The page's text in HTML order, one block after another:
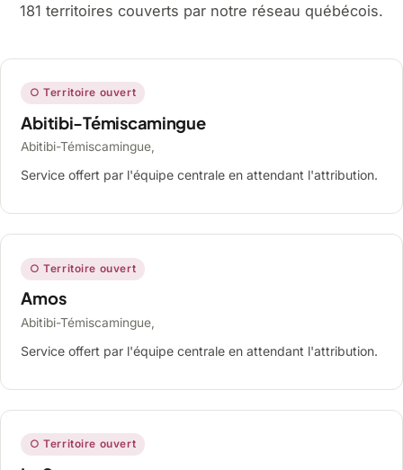
181 territoires couverts par notre réseau québécois.
○ Territoire ouvert
Abitibi-Témiscamingue
Abitibi-Témiscamingue,
Service offert par l'équipe centrale en attendant l'attribution.
○ Territoire ouvert
Amos
Abitibi-Témiscamingue,
Service offert par l'équipe centrale en attendant l'attribution.
○ Territoire ouvert